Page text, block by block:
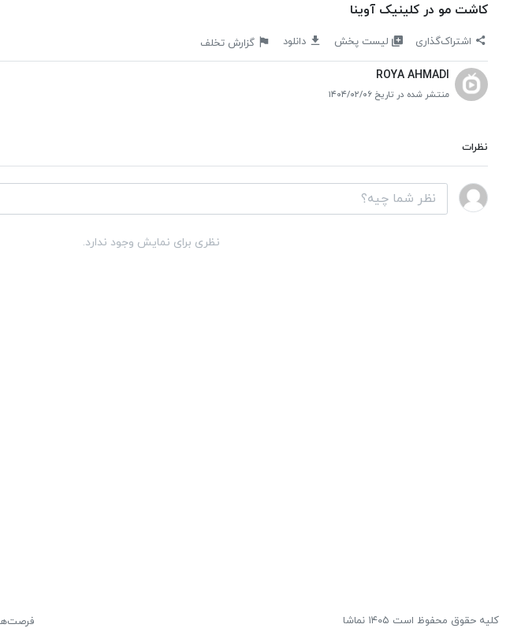
کاشت مو در کلینیک آوینا
اشتراک‌گذاری لیست پخش دانلود گزارش تخلف
ROYA AHMADI
منتشر شده در تاریخ ۱۴۰۴/۰۲/۰۶
نظرات
نظری برای نمایش وجود ندارد.
کلیه حقوق محفوظ است ۱۴۰۵ نماشا